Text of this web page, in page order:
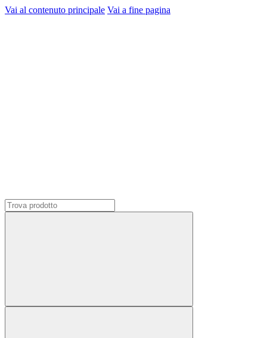
Vai al contenuto principale Vai a fine pagina